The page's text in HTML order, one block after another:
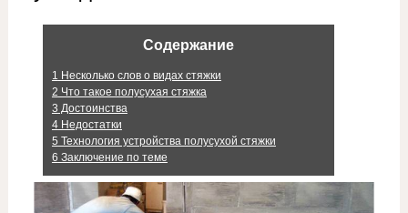
Содержание
1 Несколько слов о видах стяжки
2 Что такое полусухая стяжка
3 Достоинства
4Недостатки
5 Технология устройства полусухой стяжки
6 Заключение по теме